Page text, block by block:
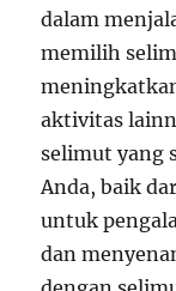
dalam
memilih
aktivitas
selimut yang
Anda, baik
untuk
dan